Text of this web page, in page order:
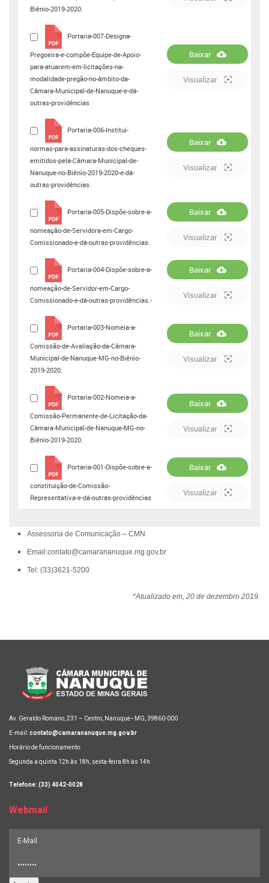
Biênio-2019-2020.
Portaria-007-Designa-
Pregoeira-e-compõe-Equipe-de-Apoio-
para-atuarem-em-licitações-na-
modalidade-pregão-no-âmbito-da-
Câmara-Municipal-de-Nanuque-e-dá-
outras-providências
Baixar
Visualizar
Portaria-006-Institui-
normas-para-assinaturas-dos-cheques-
emitidos-pela-Câmara-Municipal-de-
Nanuque-no-Biênio-2019-2020-e-dá-
outras-providências.
Baixar
Visualizar
Portaria-005-Dispõe-sobre-a-
nomeação-de-Servidora-em-Cargo-
Comissionado-e-dá-outras-providências.
Baixar
Visualizar
Portaria-004-Dispõe-sobre-a-
nomeação-de-Servidor-em-Cargo-
Comissionado-e-dá-outras-providências.-
Baixar
Visualizar
Portaria-003-Nomeia-a-
Comissão-de-Avaliação-da-Câmara-
Municipal-de-Nanuque-MG-no-Biênio-
2019-2020.
Baixar
Visualizar
Portaria-002-Nomeia-a-
Comissão-Permanente-de-Licitação-da-
Câmara-Municipal-de-Nanuque-MG-no-
Biênio-2019-2020.
Baixar
Visualizar
Portaria-001-Dispõe-sobre-a-
constituição-de-Comissão-
Representativa-e-dá-outras-providências
Baixar
Visualizar
Assessoria de Comunicação – CMN
Email:contato@camarananuque.mg.gov.br
Tel: (33)3621-5200
*Atualizado em, 20 de dezembro 2019.
Av. Geraldo Romano, 231 – Centro, Nanuque–MG, 39860-000
E-mail:contato@camarananuque.mg.gov.br
Horário de funcionamento:
Segunda a quinta 12h às 18h, sexta-feira 8h às 14h
Telefone: (33) 4042-0028
Webmail